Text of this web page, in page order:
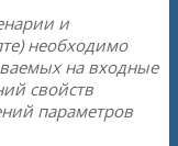
и
необходимо
на входные
свойств
параметров